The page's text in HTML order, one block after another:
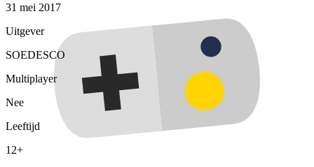
31 mei 2017
Uitgever
SOEDESCO
Multiplayer
Nee
Leeftijd
12+